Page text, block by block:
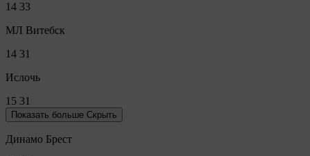
14 33
МЛ Витебск
14 31
Ислочь
15 31
Показать больше Скрыть
Динамо Брест